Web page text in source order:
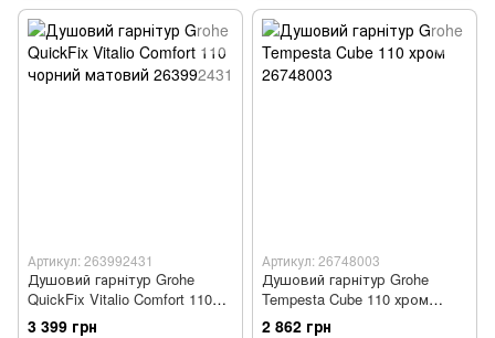
Артикул: 263992431
Душовий гарнітур Grohe
QuickFix Vitalio Comfort 110
чорний матовий 263992431
3 399 грн
Артикул: 26748003
Душовий гарнітур Grohe
Tempesta Cube 110 хром
26748003
2 862 грн